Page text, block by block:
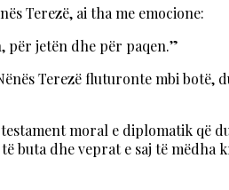
Terezë, ai tha me emocione:
për jetën dhe për paqen.”
Terezë fluturonte mbi botë,
moral e diplomatik që
buta dhe veprat e saj të